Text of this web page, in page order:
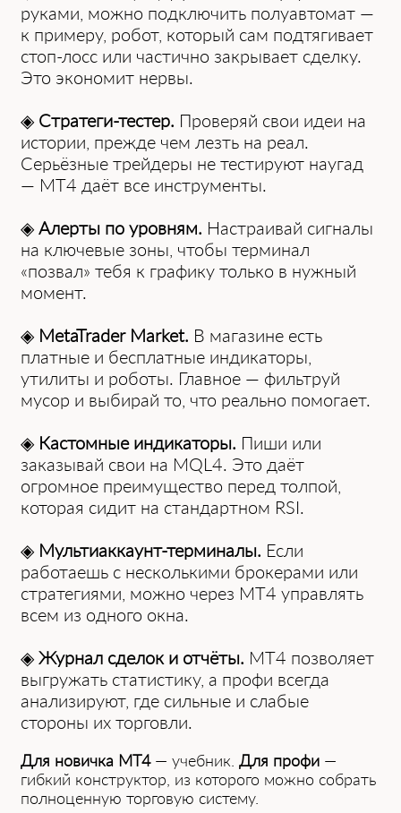
руками, можно подключить полуавтомат —
к примеру, робот, который сам подтягивает
стоп-лосс или частично закрывает сделку.
Это экономит нервы.
◈ Стратеги-тестер. Проверяй свои идеи на
истории, прежде чем лезть на реал.
Серьёзные трейдеры не тестируют наугад
— MT4 даёт все инструменты.
◈Алерты по уровням. Настраивай сигналы
на ключевые зоны, чтобы терминал
«позвал» тебя к графику только в нужный
момент.
◈ MetaTrader Market. В магазине есть
платные и бесплатные индикаторы,
утилиты и роботы. Главное — фильтруй
мусор и выбирай то, что реально помогает.
◈ Кастомные индикаторы. Пиши или
заказывай свои на MQL4. Это даёт
огромное преимущество перед толпой,
которая сидит на стандартном RSI.
◈ Мультиаккаунт-терминалы. Если
работаешь с несколькими брокерами или
стратегиями, можно через MT4 управлять
всем из одного окна.
◈Журнал сделок и отчёты. MT4 позволяет
выгружать статистику, а профи всегда
анализируют, где сильные и слабые
стороны их торговли.
Для новичка MT4— учебник. Для профи —
гибкий конструктор, из которого можно собрать
полноценную торговую систему.